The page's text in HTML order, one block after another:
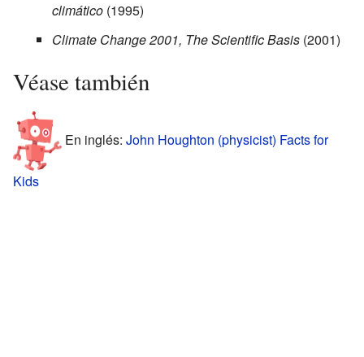
climático (1995)
Climate Change 2001, The Scientific Basis (2001)
Véase también
En inglés: John Houghton (physicist) Facts for
Kids